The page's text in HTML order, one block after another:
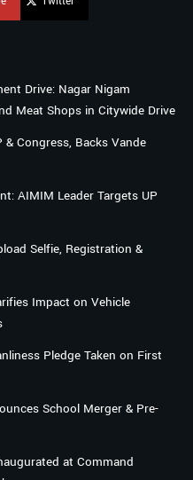
Drive: Nagar Nigam
Meat Shops in Citywide Drive
& Congress, Backs Vande
AIMIM Leader Targets UP
Selfie, Registration &
Impact on Vehicle
Pledge Taken on First
School Merger & Pre-
at Command